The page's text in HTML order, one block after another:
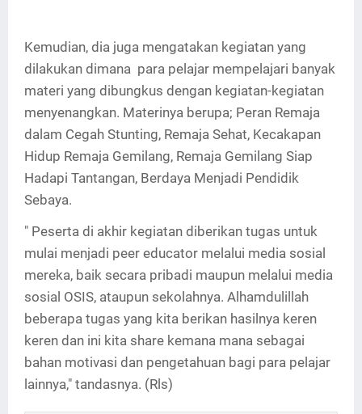
Kemudian, dia juga mengatakan kegiatan yang
dilakukan dimana para pelajar mempelajari banyak
materi yang dibungkus dengan kegiatan-kegiatan
menyenangkan. Materinya berupa; Peran Remaja
dalam Cegah Stunting, Remaja Sehat, Kecakapan
Hidup Remaja Gemilang, Remaja Gemilang Siap
Hadapi Tantangan, Berdaya Menjadi Pendidik
Sebaya.
" Peserta di akhir kegiatan diberikan tugas untuk
mulai menjadi peer educator melalui media sosial
mereka, baik secara pribadi maupun melalui media
sosial OSIS, ataupun sekolahnya. Alhamdulillah
beberapa tugas yang kita berikan hasilnya keren
keren dan ini kita share kemana mana sebagai
bahan motivasi dan pengetahuan bagi para pelajar
lainnya," tandasnya. (Rls)